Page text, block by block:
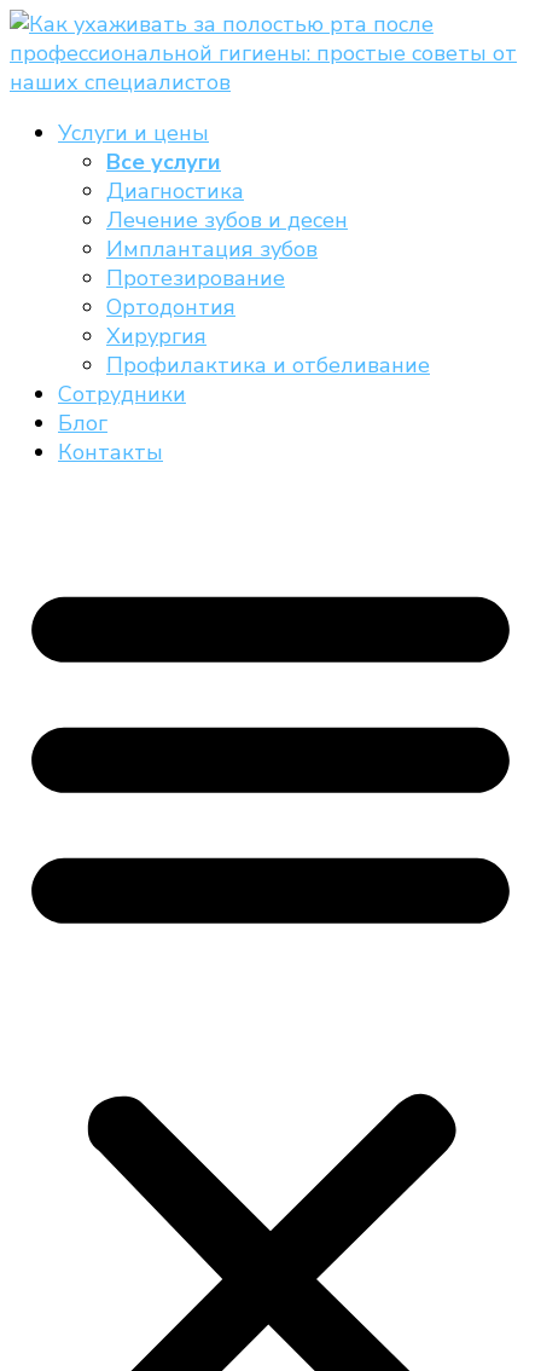
Перейти
к
содержимому
Услуги и цены
Все услуги
Диагностика
Лечение зубов и десен
Имплантация зубов
Протезирование
Ортодонтия
Хирургия
Профилактика и отбеливание
Сотрудники
Блог
Контакты